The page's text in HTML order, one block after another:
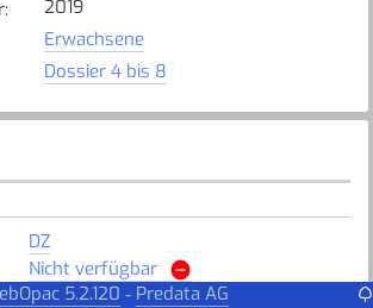
:
2019
Erwachsene
Dossier 4 bis 8
DZ
Nicht verfügbar
5.2.120 - Predata AG